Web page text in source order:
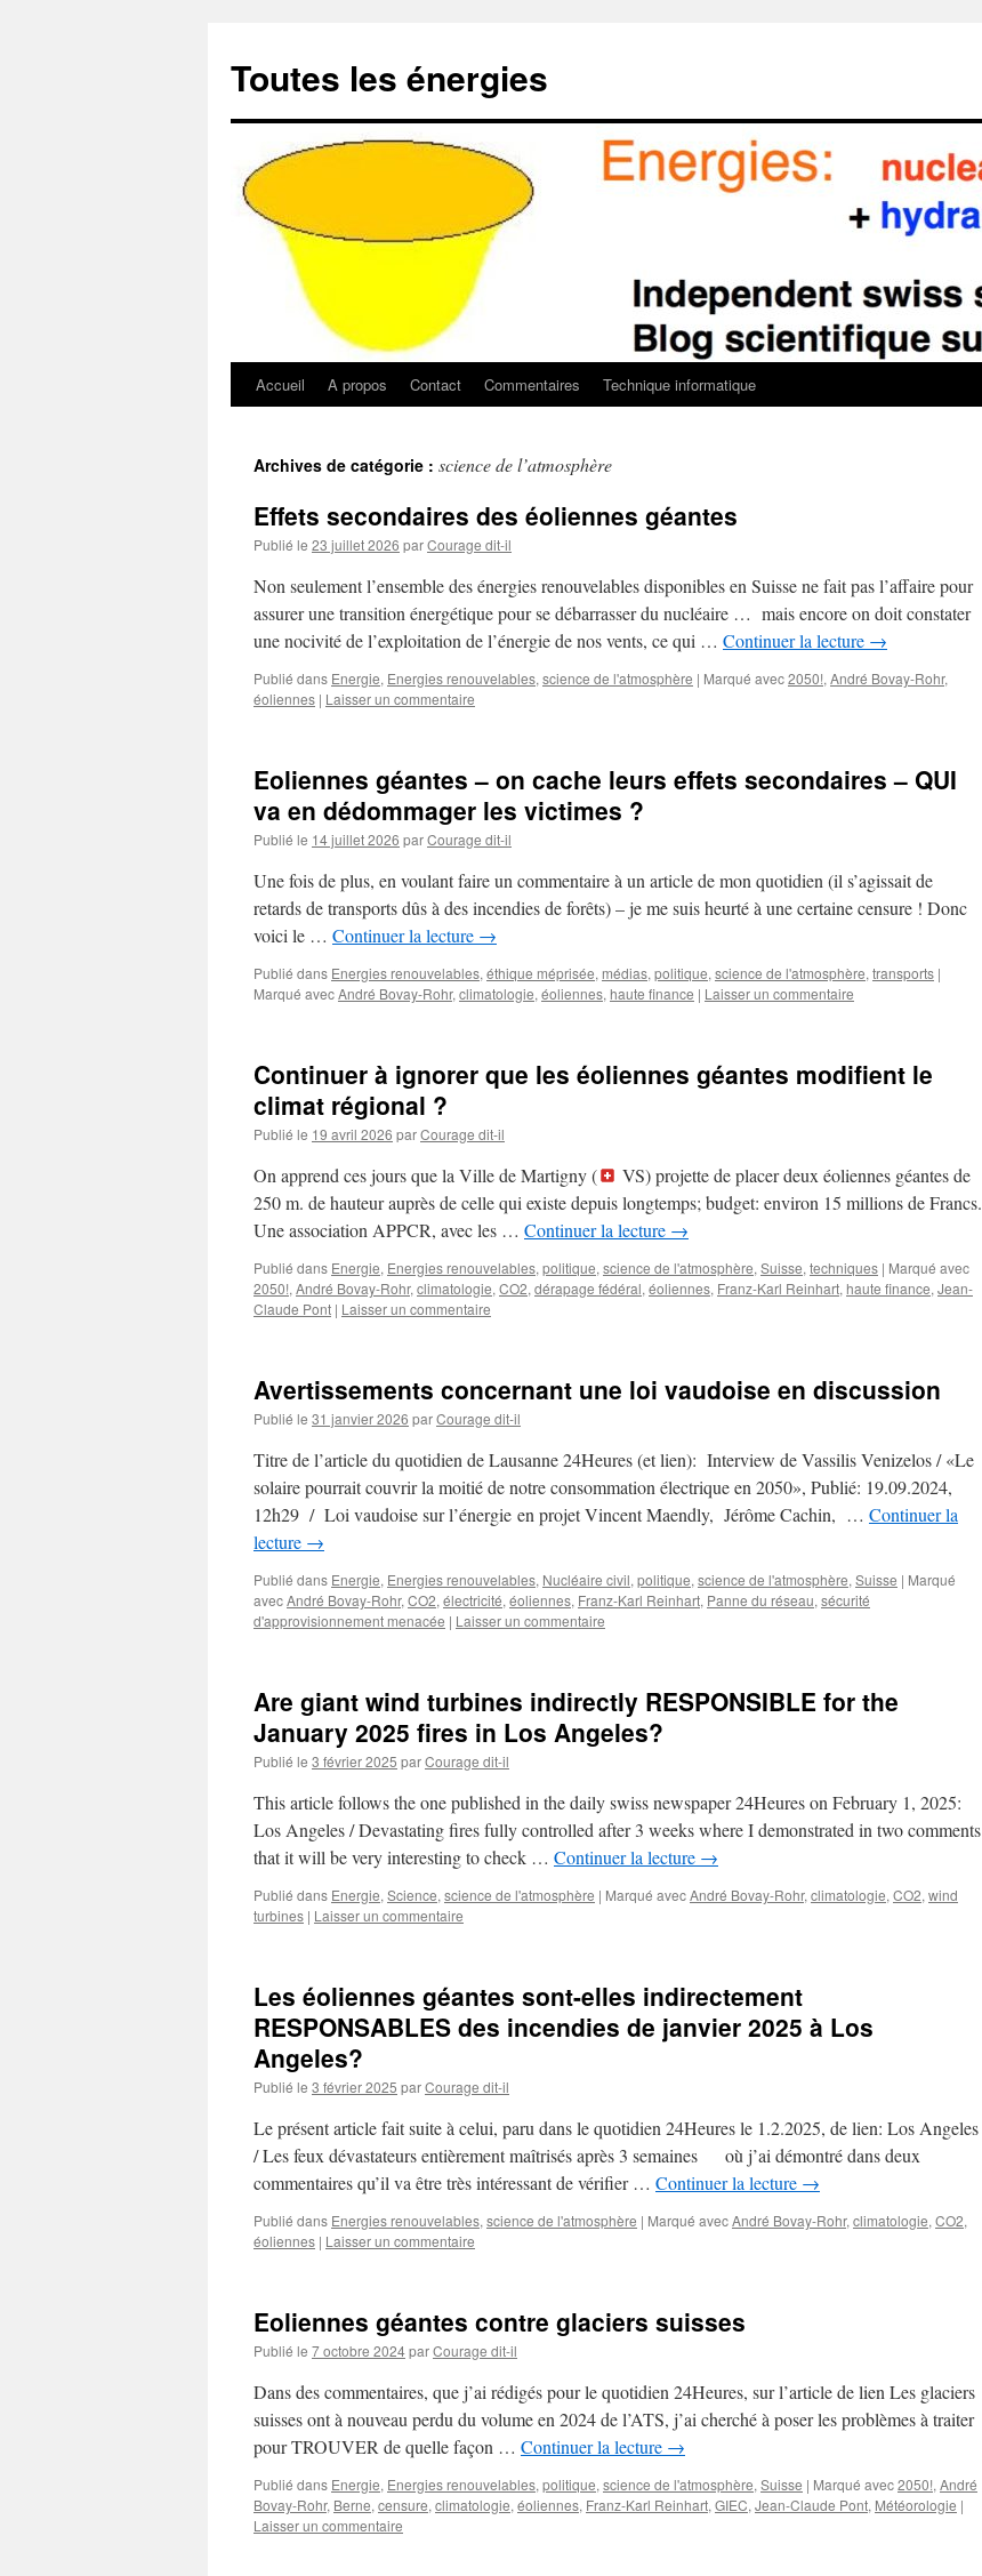
contenu
Toutes les énergies
Accueil A propos Contact Commentaires Technique informatique
Archives de catégorie : science de l’atmosphère
Effets secondaires des éoliennes géantes
Publié le 23 juillet 2026 parCourage dit-il
Non seulement l’ensemble des énergies renouvelables disponibles en Suisse ne fait pas l’affaire pour
assurer une transition énergétique pour se débarrasser du nucléaire … mais encore on doit constater
une nocivité de l’exploitation de l’énergie de nos vents, ce qui … Continuer la lecture →
Publié dans Energie, Energies renouvelables, science de l'atmosphère | Marqué avec2050!, André Bovay-Rohr,
éoliennes | Laisser un commentaire
Eoliennes géantes – on cache leurs effets secondaires – QUI
va en dédommager les victimes ?
Publié le 14 juillet 2026 parCourage dit-il
Une fois de plus, en voulant faire un commentaire à un article de mon quotidien (il s’agissait de
retards de transports dûs à des incendies de forêts) – je me suis heurté à une certaine censure ! Donc
voici le … Continuer la lecture →
Publié dans Energies renouvelables, éthique méprisée, médias, politique, science de l'atmosphère, transports |
Marqué avecAndré Bovay-Rohr, climatologie, éoliennes, haute finance | Laisser un commentaire
Continuer à ignorer que les éoliennes géantes modifient le
climat régional ?
Publié le 19 avril 2026 parCourage dit-il
On apprend ces jours que la Ville de Martigny (
VS) projette de placer deux éoliennes géantes de
250 m. de hauteur auprès de celle qui existe depuis longtemps; budget: environ 15 millions de Francs.
Une association APPCR, avec les … Continuer la lecture →
Publié dans Energie, Energies renouvelables, politique, science de l'atmosphère, Suisse, techniques | Marqué avec
2050!, André Bovay-Rohr, climatologie, CO2, dérapage fédéral, éoliennes, Franz-Karl Reinhart, haute finance, Jean-
Claude Pont | Laisser un commentaire
Avertissements concernant une loi vaudoise en discussion
Publié le 31 janvier 2026 parCourage dit-il
Titre de l’article du quotidien de Lausanne 24Heures (et lien): Interview de Vassilis Venizelos / «Le
solaire pourrait couvrir la moitié de notre consommation électrique en 2050», Publié: 19.09.2024,
12h29 / Loi vaudoise sur l’énergie en projet Vincent Maendly, Jérôme Cachin, … Continuer la
lecture →
Publié dans Energie, Energies renouvelables, Nucléaire civil, politique, science de l'atmosphère, Suisse | Marqué
avecAndré Bovay-Rohr, CO2, électricité, éoliennes, Franz-Karl Reinhart, Panne du réseau, sécurité
d'approvisionnement menacée | Laisser un commentaire
Are giant wind turbines indirectly RESPONSIBLE for the
January 2025 fires in Los Angeles?
Publié le 3 février 2025 parCourage dit-il
This article follows the one published in the daily swiss newspaper 24Heures on February 1, 2025:
Los Angeles / Devastating fires fully controlled after 3 weeks where I demonstrated in two comments
that it will be very interesting to check … Continuer la lecture →
Publié dans Energie, Science, science de l'atmosphère | Marqué avecAndré Bovay-Rohr, climatologie, CO2, wind
turbines | Laisser un commentaire
Les éoliennes géantes sont-elles indirectement
RESPONSABLES des incendies de janvier 2025 à Los
Angeles?
Publié le 3 février 2025 parCourage dit-il
Le présent article fait suite à celui, paru dans le quotidien 24Heures le 1.2.2025, de lien: Los Angeles
/ Les feux dévastateurs entièrement maîtrisés après 3 semaines où j’ai démontré dans deux
commentaires qu’il va être très intéressant de vérifier … Continuer la lecture →
Publié dans Energies renouvelables, science de l'atmosphère | Marqué avecAndré Bovay-Rohr, climatologie, CO2,
éoliennes | Laisser un commentaire
Eoliennes géantes contre glaciers suisses
Publié le 7 octobre 2024parCourage dit-il
Dans des commentaires, que j’ai rédigés pour le quotidien 24Heures, sur l’article de lien Les glaciers
suisses ont à nouveau perdu du volume en 2024 de l’ATS, j’ai cherché à poser les problèmes à traiter
pour TROUVER de quelle façon … Continuer la lecture →
Publié dans Energie, Energies renouvelables, politique, science de l'atmosphère, Suisse | Marqué avec2050!, André
Bovay-Rohr, Berne, censure, climatologie, éoliennes, Franz-Karl Reinhart, GIEC, Jean-Claude Pont, Météorologie |
Laisser un commentaire